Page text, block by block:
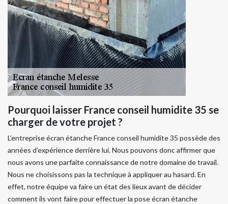
Pourquoi laisser France conseil humidite 35 se
charger de votre projet ?
L’entreprise écran étanche France conseil humidite 35 possède des
années d’expérience derrière lui. Nous pouvons donc affirmer que
nous avons une parfaite connaissance de notre domaine de travail.
Nous ne choisissons pas la technique à appliquer au hasard. En
effet, notre équipe va faire un état des lieux avant de décider
comment ils vont faire pour effectuer la pose écran étanche